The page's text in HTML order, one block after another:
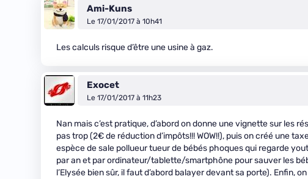
Ami-Kuns
Le 17/01/2017 à 10h41
Les calculs risque d’être une usine à gaz.
Exocet
Le 17/01/2017 à 11h23
Nan mais c’est pratique, d’abord on donne une vignette sur les
pas trop (2€ de réduction d’impôts!!! WOW!!), puis on créé une
espèce de sale pollueur tueur de bébés phoques qui regarde
par an et par ordinateur/tablette/smartphône pour sauver les
l’Elysée bien sûr, il faut d’abord balayer devant sa porte). Enfin,